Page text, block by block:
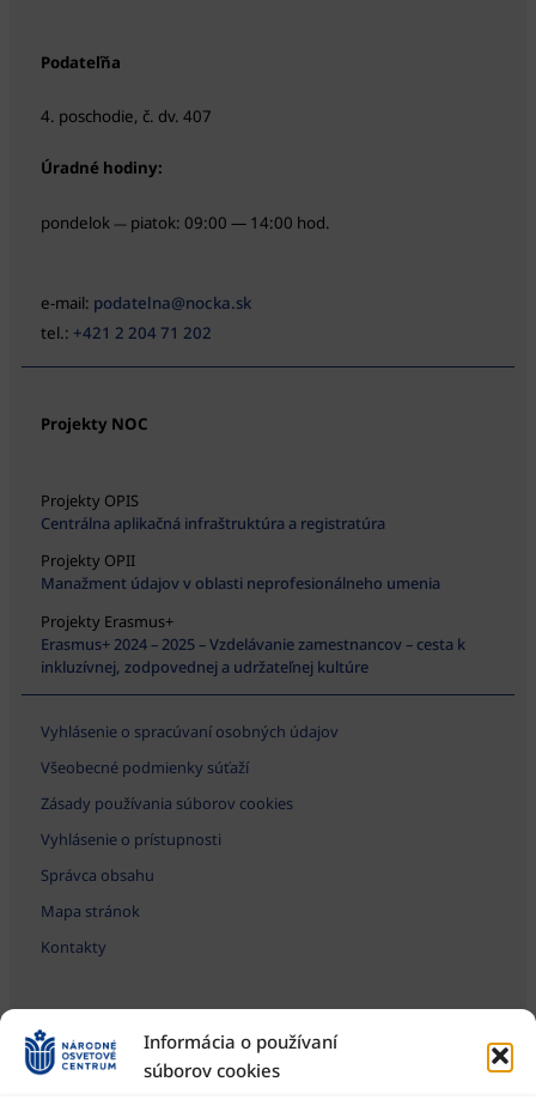
Informácia o používaní
súborov cookies
Podateľňa
4. poschodie, č. dv. 407
Úradné hodiny:
pondelok — piatok: 09:00 — 14:00 hod.
e-mail: podatelna@nocka.sk
tel.: +421 2 204 71 202
Projekty NOC
Projekty OPIS
Centrálna aplikačná infraštruktúra a registratúra
Projekty OPII
Manažment údajov v oblasti neprofesionálneho umenia
Projekty Erasmus+
Erasmus+ 2024 – 2025 – Vzdelávanie zamestnancov – cesta k
inkluzívnej, zodpovednej a udržateľnej kultúre
Vyhlásenie o spracúvaní osobných údajov
Všeobecné podmienky súťaží
Zásady používania súborov cookies
Vyhlásenie o prístupnosti
Správca obsahu
Mapa stránok
Kontakty